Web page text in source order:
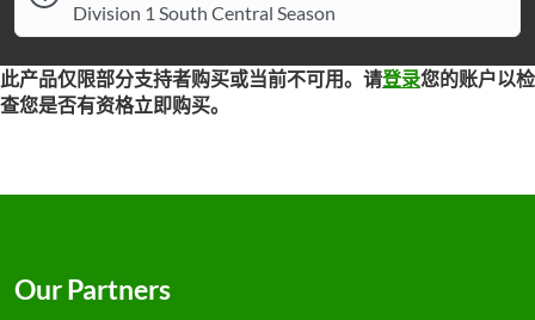
Division 1 South Central Season
此产品仅限部分支持者购买或当前不可用。请登录您的账户以检
查您是否有资格立即购买。
Our Partners